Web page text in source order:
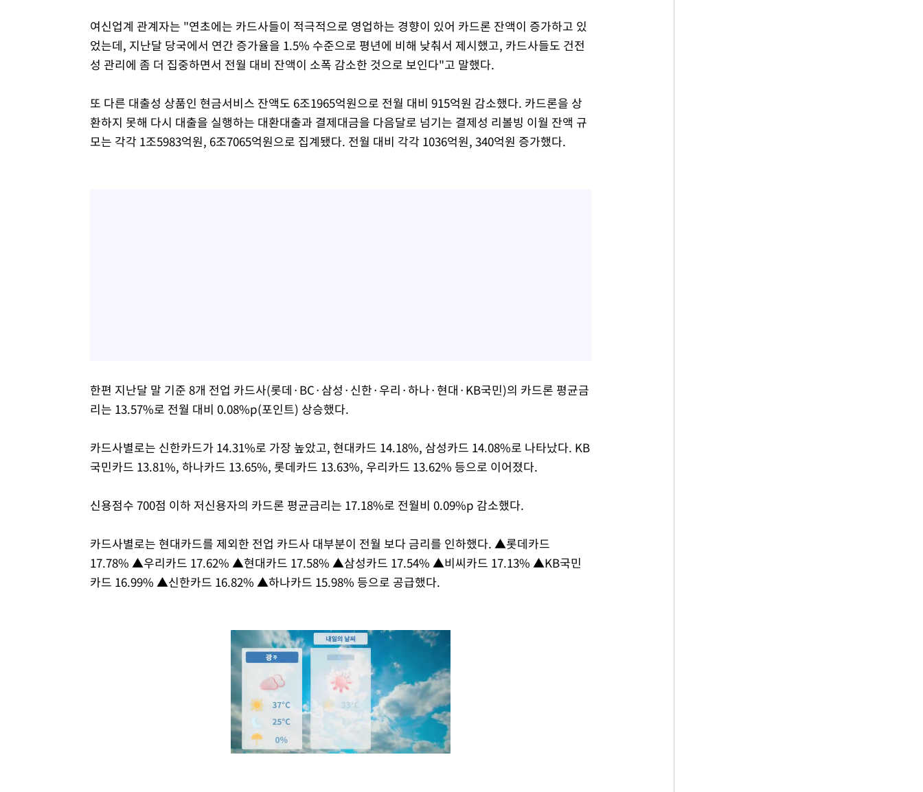
여신업계 관계자는 "연초에는 카드사들이 적극적으로 영업하는 경향이 있어 카드론 잔액이 증가하고 있
었는데, 지난달 당국에서 연간 증가율을 1.5% 수준으로 평년에 비해 낮춰서 제시했고, 카드사들도 건전
성 관리에 좀 더 집중하면서 전월 대비 잔액이 소폭 감소한 것으로 보인다"고 말했다.
또 다른 대출성 상품인 현금서비스 잔액도 6조1965억원으로 전월 대비 915억원 감소했다. 카드론을 상
환하지 못해 다시 대출을 실행하는 대환대출과 결제대금을 다음달로 넘기는 결제성 리볼빙 이월 잔액 규
모는 각각 1조5983억원, 6조7065억원으로 집계됐다. 전월 대비 각각 1036억원, 340억원 증가했다.
한편 지난달 말 기준 8개 전업 카드사(롯데·BC·삼성·신한·우리·하나·현대·KB국민)의 카드론 평균금
리는 13.57%로 전월 대비 0.08%p(포인트) 상승했다.
카드사별로는 신한카드가 14.31%로 가장 높았고, 현대카드 14.18%, 삼성카드 14.08%로 나타났다. KB
국민카드 13.81%, 하나카드 13.65%, 롯데카드 13.63%, 우리카드 13.62% 등으로 이어졌다.
신용점수 700점 이하 저신용자의 카드론 평균금리는 17.18%로 전월비 0.09%p 감소했다.
카드사별로는 현대카드를 제외한 전업 카드사 대부분이 전월 보다 금리를 인하했다. ▲롯데카드
17.78% ▲우리카드 17.62% ▲현대카드 17.58% ▲삼성카드 17.54% ▲비씨카드 17.13% ▲KB국민
카드 16.99% ▲신한카드 16.82% ▲하나카드 15.98% 등으로 공급했다.